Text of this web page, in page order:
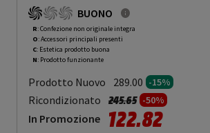
BUONO
R: Confezione non originale integra
O: Accessori principali presenti
C: Estetica prodotto buona
N: Prodotto funzionante
Prodotto Nuovo 289.00 -15%
Ricondizionato Prezzo ridotto da
245.65a-50%
In Promozione 122.82